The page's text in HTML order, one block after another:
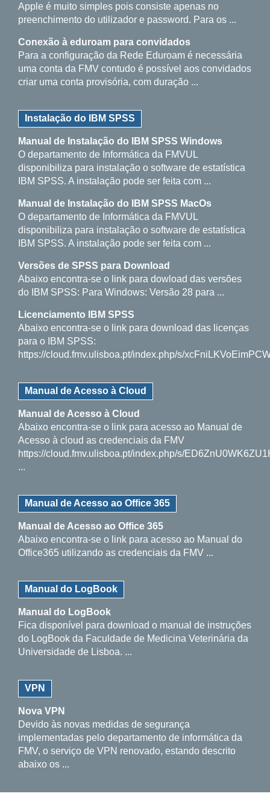
Apple é muito simples pois consiste apenas no
preenchimento do utilizador e password. Para os ...
Conexão à eduroam para convidados
Para a configuração da Rede Eduroam é necessária
uma conta da FMV contudo é possível aos convidados
criar uma conta provisória, com duração ...
Instalação do IBM SPSS
Manual de Instalação do IBM SPSS Windows
O departamento de Informática da FMVUL
disponibiliza para instalação o software de estatística
IBM SPSS. A instalação pode ser feita com ...
Manual de Instalação do IBM SPSS MacOs
O departamento de Informática da FMVUL
disponibiliza para instalação o software de estatística
IBM SPSS. A instalação pode ser feita com ...
Versões de SPSS para Download
Abaixo encontra-se o link para dowload das versões
do IBM SPSS: Para Windows: Versão 28 para ...
Licenciamento IBM SPSS
Abaixo encontra-se o link para download das licenças
para o IBM SPSS:
https://cloud.fmv.ulisboa.pt/index.php/s/
Manual de Acesso à Cloud
Manual de Acesso à Cloud
Abaixo encontra-se o link para acesso ao Manual de
Acesso à cloud as credenciais da FMV
https://cloud.fmv.ulisboa.pt/index.php/s/
...
Manual de Acesso ao Office 365
Manual de Acesso ao Office 365
Abaixo encontra-se o link para acesso ao Manual do
Office365 utilizando as credenciais da FMV ...
Manual do LogBook
Manual do LogBook
Fica disponível para download o manual de instruções
do LogBook da Faculdade de Medicina Veterinária da
Universidade de Lisboa. ...
VPN
Nova VPN
Devido às novas medidas de segurança
implementadas pelo departamento de informática da
FMV, o serviço de VPN renovado, estando descrito
abaixo os ...